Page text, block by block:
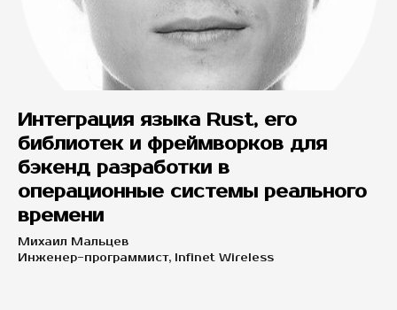
Интеграция языка Rust, его
библиотек и фреймворков для
бэкенд разработки в
операционные системы реального
времени
Михаил Мальцев
Инженер-программист, Infinet Wireless